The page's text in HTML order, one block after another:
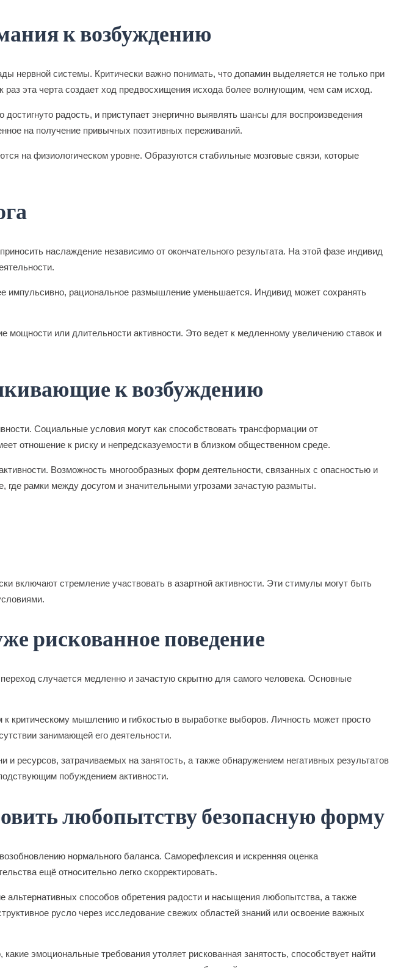
к возбуждению
нервной системы. Критически важно понимать, что допамин выделяется не только при
раз эта черта создает ход предвосхищения исхода более волнующим, чем сам исход.
радость, и приступает энергично выявлять шансы для воспроизведения
на получение привычных позитивных переживаний.
на физиологическом уровне. Образуются стабильные мозговые связи, которые
наслаждение независимо от окончательного результата. На этой фазе индивид
импульсивно, рациональное размышление уменьшается. Индивид может сохранять
мощности или длительности активности. Это ведет к медленному увеличению ставок и
к возбуждению
Социальные условия могут как способствовать трансформации от
отношение к риску и непредсказуемости в близком общественном среде.
Возможность многообразных форм деятельности, связанных с опасностью и
где рамки между досугом и значительными угрозами зачастую размыты.
включают стремление участвовать в азартной активности. Эти стимулы могут быть
рискованное поведение
случается медленно и зачастую скрытно для самого человека. Основные
критическому мышлению и гибкостью в выработке выборов. Личность может просто
занимающей его деятельности.
затрачиваемых на занятость, а также обнаружением негативных результатов
побуждением активности.
любопытству безопасную форму
нормального баланса. Саморефлексия и искренняя оценка
ещё относительно легко скорректировать.
альтернативных способов обретения радости и насыщения любопытства, а также
русло через исследование свежих областей знаний или освоение важных
эмоциональные требования утоляет рискованная занятость, способствует найти